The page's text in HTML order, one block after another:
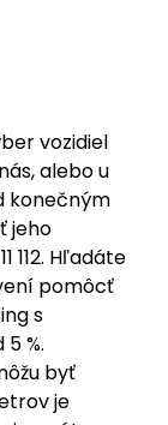
vozidiel
alebo u
konečným
jeho
112. Hľadáte
pomôcť
s
%.
byť
je